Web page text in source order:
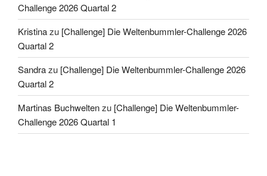
Challenge 2026 Quartal 2
Kristinazu [Challenge] Die Weltenbummler-Challenge 2026
Quartal 2
Sandrazu [Challenge] Die Weltenbummler-Challenge 2026
Quartal 2
Martinas Buchweltenzu [Challenge] Die Weltenbummler-
Challenge 2026 Quartal 1